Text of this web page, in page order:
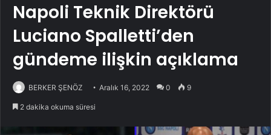
Napoli Teknik Direktörü
Luciano Spalletti’den
gündeme ilişkin açıklama
BERKER ŞENÖZ Aralık 16, 2022 0 9
2 dakika okuma süresi